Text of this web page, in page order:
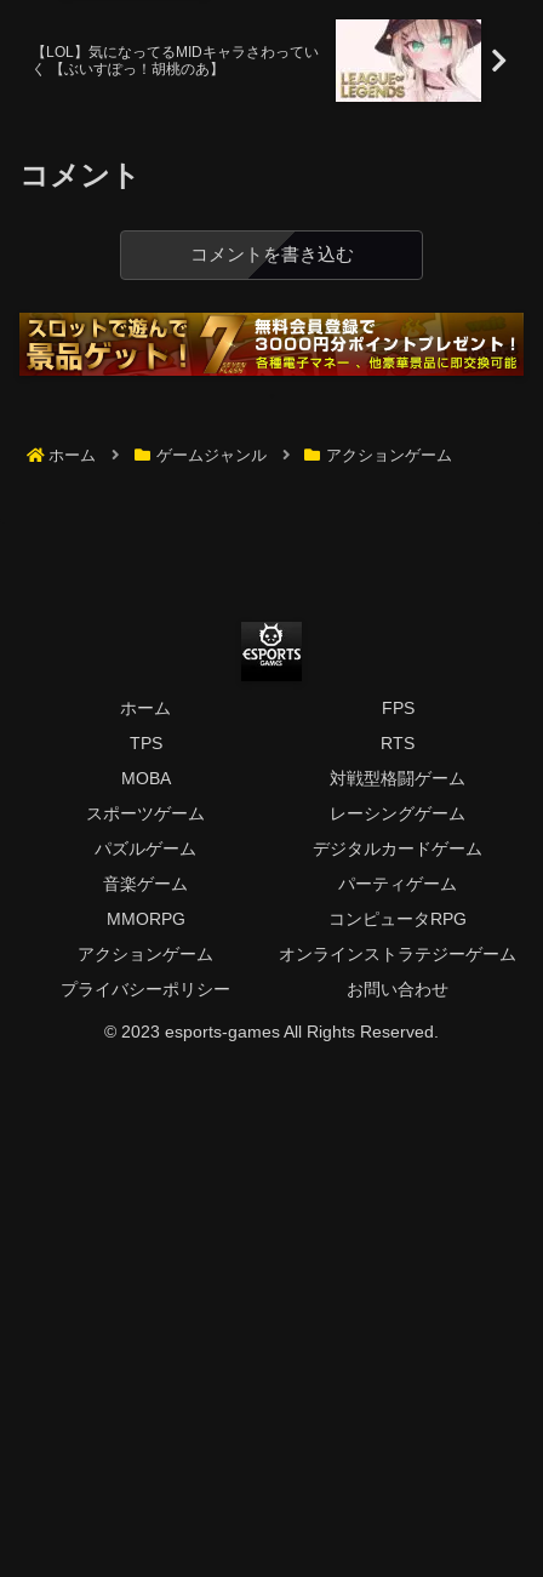
【LOL】気になってるMIDキャラさわってい
く 【ぶいすぽっ！胡桃のあ】
コメント
コメントを書き込む
ホーム ゲームジャンル アクションゲーム
ホーム
FPS
TPS
RTS
MOBA
対戦型格闘ゲーム
スポーツゲーム
レーシングゲーム
パズルゲーム
デジタルカードゲーム
音楽ゲーム
パーティゲーム
MMORPG
コンピュータRPG
アクションゲーム
オンラインストラテジーゲーム
プライバシーポリシー
お問い合わせ
© 2023 esports-games All Rights Reserved.